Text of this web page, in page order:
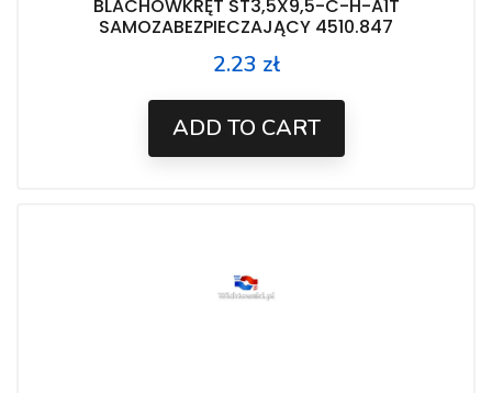
BLACHOWKRĘT ST3,5X9,5-C-H-A1T
SAMOZABEZPIECZAJĄCY 4510.847
Price
2.23 zł
ADD TO CART